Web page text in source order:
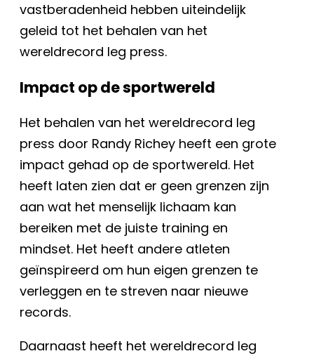
vastberadenheid hebben uiteindelijk
geleid tot het behalen van het
wereldrecord leg press.
Impact op de sportwereld
Het behalen van het wereldrecord leg
press door Randy Richey heeft een grote
impact gehad op de sportwereld. Het
heeft laten zien dat er geen grenzen zijn
aan wat het menselijk lichaam kan
bereiken met de juiste training en
mindset. Het heeft andere atleten
geïnspireerd om hun eigen grenzen te
verleggen en te streven naar nieuwe
records.
Daarnaast heeft het wereldrecord leg